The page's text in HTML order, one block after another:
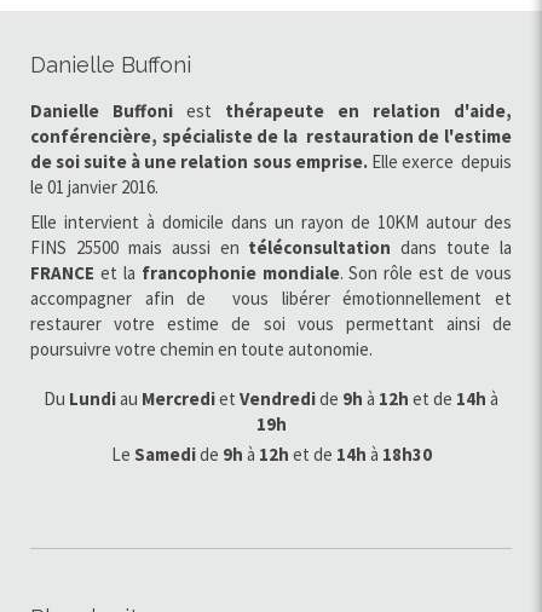
Danielle Buffoni
Danielle Buffoni est thérapeute en relation d'aide,
conférencière, spécialiste de la restauration de l'estime
de soisuite à une relation sous emprise. Elle exerce depuis
le 01 janvier 2016.
Elle intervient à domicile dans un rayon de 10KM autour des
FINS 25500 mais aussi en téléconsultation dans toute la
FRANCE et la francophonie mondiale. Son rôle est de vous
accompagner afin de vous libérer émotionnellement et
restaurer votre estime de soi vous permettant ainsi de
poursuivre votre chemin en toute autonomie.
Du Lundiau Mercrediet Vendredide 9h à 12h et de 14h à
19h
Le Samedide 9h à 12h et de 14h à 18h30